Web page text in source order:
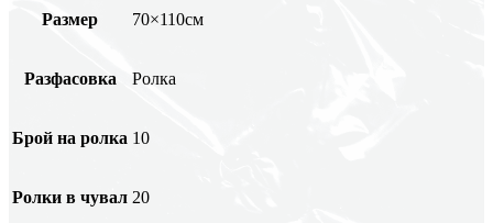
Размер 70×110см
Разфасовка Ролка
Брой на ролка 10
Ролки в чувал 20